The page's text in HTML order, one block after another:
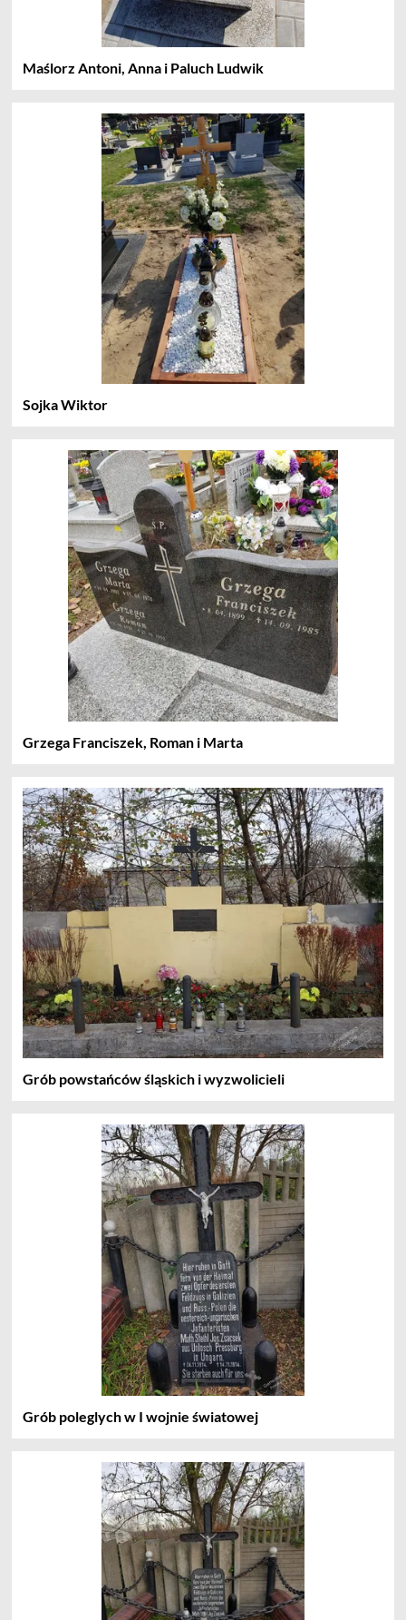
Maślorz Antoni, Anna i Paluch Ludwik
Sojka Wiktor
Grzega Franciszek, Roman i Marta
Grób powstańców śląskich i wyzwolicieli
Grób poleglych w I wojnie światowej